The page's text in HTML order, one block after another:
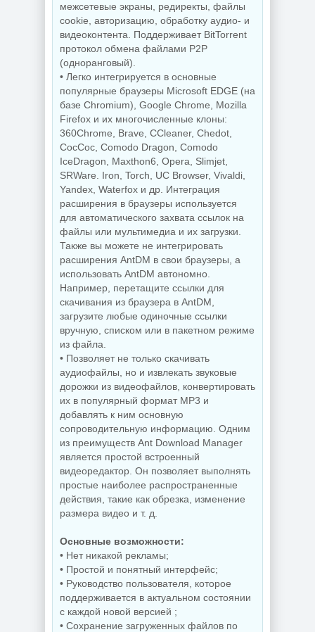
Резервное
копирование
Hasleo Backup
Suite 5.9.2.1 by
Dodakaedr
5.3.3 by 7997
Управление
Windows Process
Lasso Pro
18.2.3.42
NEW
монитора
FastStone Capture
11.3 by KpoJIuK
NEW
Windows 11 Pro
26H1 Lite version
Build 28000.2525
Snagit 26.3.1 build
elchupacabra
Видеозапись с
монитора
TechSmith
Camtasia 2026.1.4
Build 18353 by
NEW
Копирование
BurnAware
NEW
межсетевые экраны, редиректы, файлы
cookie, авторизацию, обработку аудио- и
видеоконтента. Поддерживает BitTorrent
протокол обмена файлами P2P
(одноранговый).
• Легко интегрируется в основные
популярные браузеры Microsoft EDGE (на
базе Chromium), Google Chrome, Mozilla
Firefox и их многочисленные клоны:
360Chrome, Brave, CCleaner, Chedot,
CocCoc, Comodo Dragon, Comodo
IceDragon, Maxthon6, Opera, Slimjet,
SRWare. Iron, Torch, UC Browser, Vivaldi,
Yandex, Waterfox и др. Интеграция
расширения в браузеры используется
для автоматического захвата ссылок на
файлы или мультимедиа и их загрузки.
Также вы можете не интегрировать
расширения AntDM в свои браузеры, а
использовать AntDM автономно.
Например, перетащите ссылки для
скачивания из браузера в AntDM,
загрузите любые одиночные ссылки
вручную, списком или в пакетном режиме
из файла.
• Позволяет не только скачивать
аудиофайлы, но и извлекать звуковые
дорожки из видеофайлов, конвертировать
их в популярный формат MP3 и
добавлять к ним основную
сопроводительную информацию. Одним
из преимуществ Ant Download Manager
является простой встроенный
видеоредактор. Он позволяет выполнять
простые наиболее распространенные
действия, такие как обрезка, изменение
размера видео и т. д.
Основные возможности:
• Нет никакой рекламы;
• Простой и понятный интерфейс;
• Руководство пользователя, которое
поддерживается в актуальном состоянии
с каждой новой версией ;
• Сохранение загруженных файлов по